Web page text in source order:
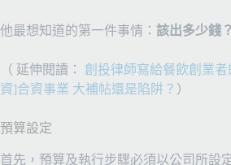
他最想知道的第一件事情： 該出多少錢
（ 延伸閱讀： 創投律師寫給餐飲創業者
資]合資事業 大補帖還是陷阱？ ）
預算設定
首先，預算及執行步驟必須以公司所設